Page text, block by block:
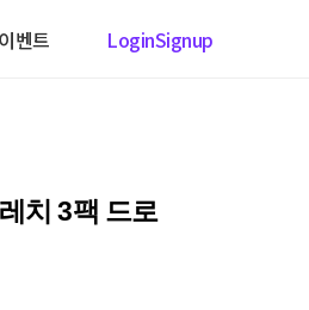
이벤트 LoginSignup
치 3팩 드로